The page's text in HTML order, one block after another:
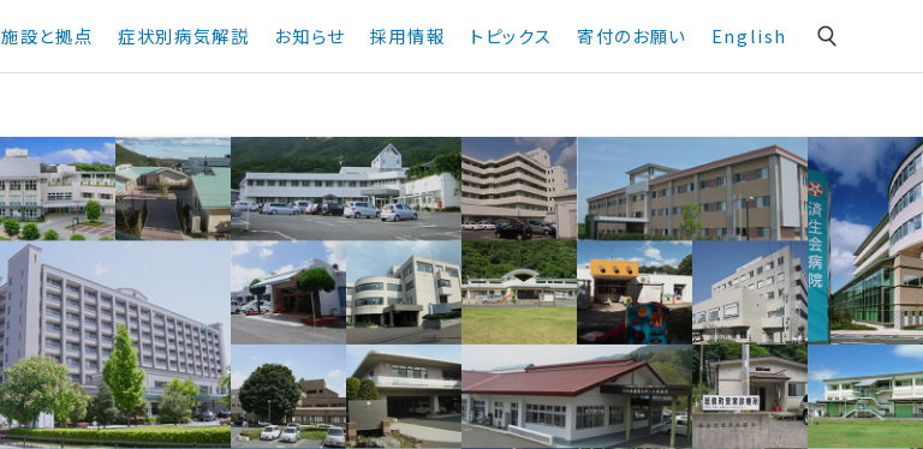
施設と拠点 症状別病気解説 お知らせ 採用情報 トピックス 寄付のお願い English